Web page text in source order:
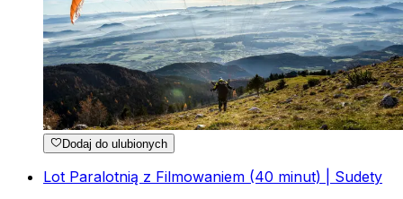
Dodaj do ulubionych
Lot Paralotnią z Filmowaniem (40 minut) | Sudety